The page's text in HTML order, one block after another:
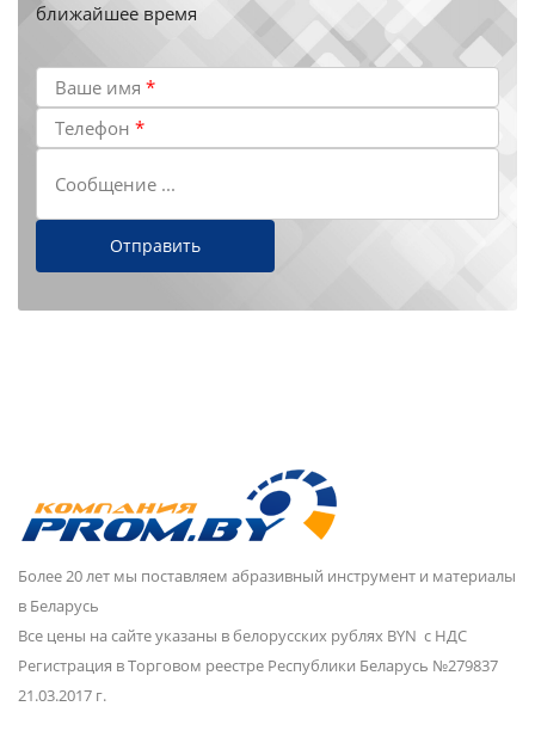
ближайшее время
Ваше имя *
Телефон *
Сообщение ...
Более 20 лет мы поставляем абразивный инструмент и материалы
в Беларусь
Все цены на сайте указаны в белорусских рублях BYN с НДС
Регистрация в Торговом реестре Республики Беларусь №279837
21.03.2017 г.